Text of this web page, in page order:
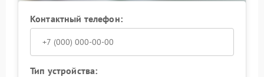
Контактный телефон:
Тип устройства: